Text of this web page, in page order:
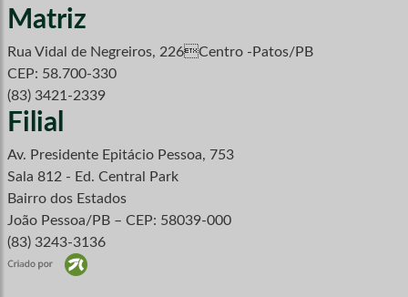
Matriz
Rua Vidal de Negreiros, 226Centro -Patos/PB
CEP: 58.700-330
(83) 3421-2339
Filial
Av. Presidente Epitácio Pessoa, 753
Sala 812 - Ed. Central Park
Bairro dos Estados
João Pessoa/PB – CEP: 58039-000
(83) 3243-3136